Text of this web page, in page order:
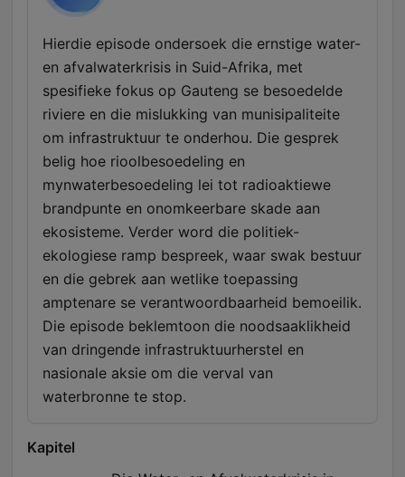
Hierdie episode ondersoek die ernstige water-
en afvalwaterkrisis in Suid-Afrika, met
spesifieke fokus op Gauteng se besoedelde
riviere en die mislukking van munisipaliteite
om infrastruktuur te onderhou. Die gesprek
belig hoe rioolbesoedeling en
mynwaterbesoedeling lei tot radioaktiewe
brandpunte en onomkeerbare skade aan
ekosisteme. Verder word die politiek-
ekologiese ramp bespreek, waar swak bestuur
en die gebrek aan wetlike toepassing
amptenare se verantwoordbaarheid bemoeilik.
Die episode beklemtoon die noodsaaklikheid
van dringende infrastruktuurherstel en
nasionale aksie om die verval van
waterbronne te stop.
Kapitel